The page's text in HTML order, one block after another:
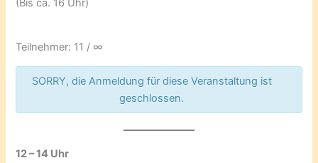
(Bis ca. 16 Uhr)
Teilnehmer: 11 / ∞
SORRY, die Anmeldung für diese Veranstaltung ist
geschlossen.
12 – 14 Uhr